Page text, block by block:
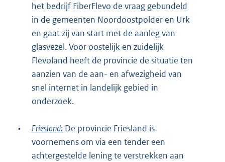
het bedrijf FiberFlevo de vraag gebundeld
in de gemeenten Noordoostpolder en Urk
en gaat zij van start met de aanleg van
glasvezel. Voor oostelijk en zuidelijk
Flevoland heeft de provincie de situatie ten
aanzien van de aan- en afwezigheid van
snel internet in landelijk gebied in
onderzoek.
• Friesland: De provincie Friesland is
voornemens om via een tender een
achtergestelde lening te verstrekken aan